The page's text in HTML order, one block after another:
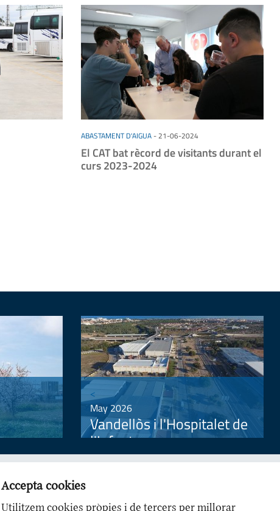
ABASTAMENT D'AIGUA-21-06-2024
El CAT bat rècord de visitants durant el
curs 2023-2024
<
May 2026
Vandellòs i l'Hospitalet de
l'Infant
Accepta cookies
Utilitzem cookies pròpies i de tercers per millorar